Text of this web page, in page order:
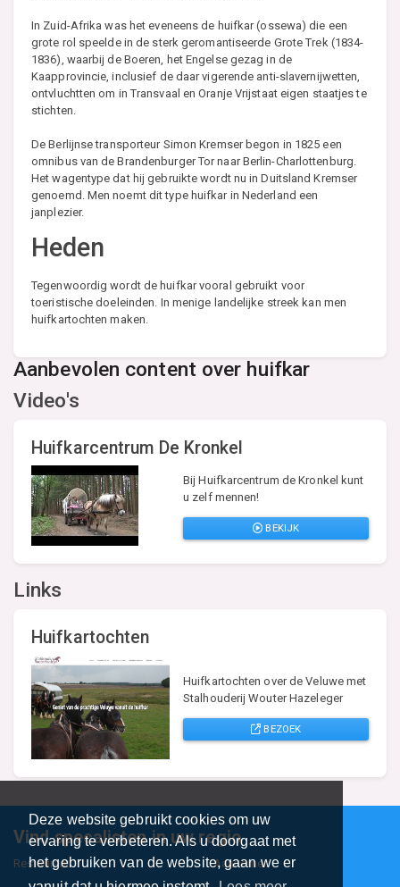
Deze website gebruikt cookies om uw
ervaring te verbeteren. Als u doorgaat met
het gebruiken van de website, gaan we er
In Zuid-Afrika was het eveneens de huifkar (ossewa) die een
grote rol speelde in de sterk geromantiseerde Grote Trek (1834-
1836), waarbij de Boeren, het Engelse gezag in de
Kaapprovincie, inclusief de daar vigerende anti-slavernijwetten,
ontvluchtten om in Transvaal en Oranje Vrijstaat eigen staatjes te
stichten.
De Berlijnse transporteur Simon Kremser begon in 1825 een
omnibus van de Brandenburger Tor naar Berlin-Charlottenburg.
Het wagentype dat hij gebruikte wordt nu in Duitsland Kremser
genoemd. Men noemt dit type huifkar in Nederland een
janplezier.
Heden
Tegenwoordig wordt de huifkar vooral gebruikt voor
toeristische doeleinden. In menige landelijke streek kan men
huifkartochten maken.
Aanbevolen content over huifkar
Video's
Huifkarcentrum De Kronkel
Bij Huifkarcentrum de Kronkel kunt
u zelf mennen!
BEKIJK
Links
Huifkartochten
Huifkartochten over de Veluwe met
Stalhouderij Wouter Hazeleger
BEZOEK
Vind specalisten in uw regio
Restaurant Aannemer